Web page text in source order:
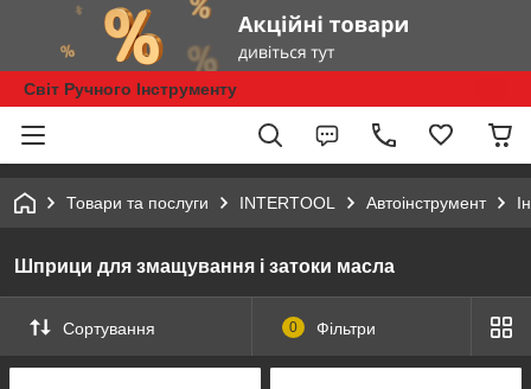
Світ Ручного Інструменту
Товари та послуги INTERTOOL Автоінструмент
Шприци для змащування і затоки масла
Сортування 0 Фільтри